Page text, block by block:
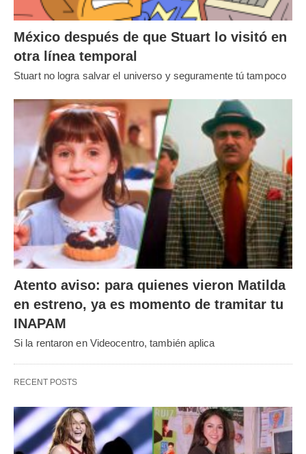
México después de que Stuart lo visitó en
otra línea temporal
Stuart no logra salvar el universo y seguramente tú tampoco
Atento aviso: para quienes vieron Matilda
en estreno, ya es momento de tramitar tu
INAPAM
Si la rentaron en Videocentro, también aplica
RECENT POSTS